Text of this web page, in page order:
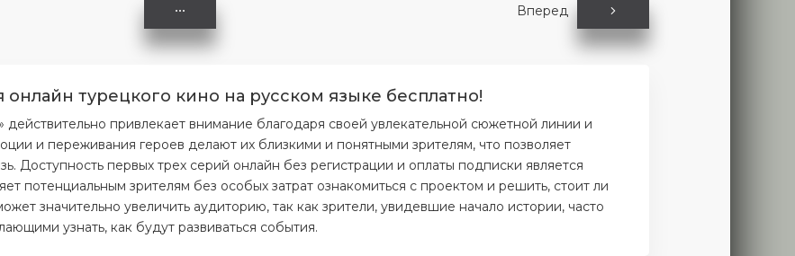
Вперед
турецкого кино на русском языке бесплатно!
привлекает внимание благодаря своей увлекательной сюжетной линии и
и переживания героев делают их близкими и понятными зрителям, что позволяет
Доступность первых трех серий онлайн без регистрации и оплаты подписки является
потенциальным зрителям без особых затрат ознакомиться с проектом и решить, стоит ли
значительно увеличить аудиторию, так как зрители, увидевшие начало истории, часто
узнать, как будут развиваться события.